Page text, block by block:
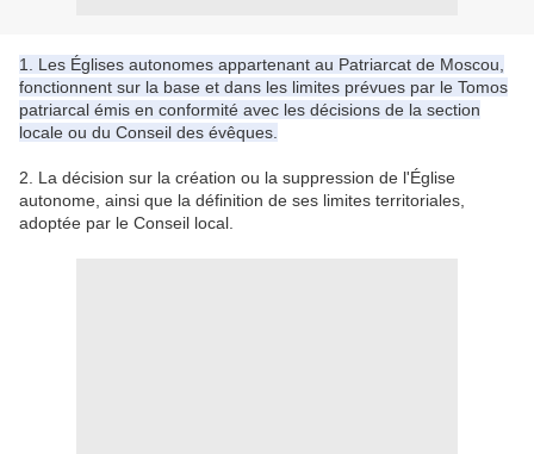
1. Les Églises autonomes appartenant au Patriarcat de Moscou,
fonctionnent sur la base et dans les limites prévues par le Tomos
patriarcal émis en conformité avec les décisions de la section
locale ou du Conseil des évêques.
2. La décision sur la création ou la suppression de l'Église
autonome, ainsi que la définition de ses limites territoriales,
adoptée par le Conseil local.